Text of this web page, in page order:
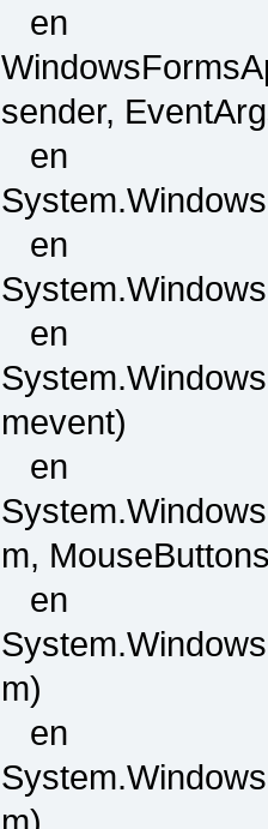
en
sender,
en
en
en
mevent)
en
m,
en
m)
en